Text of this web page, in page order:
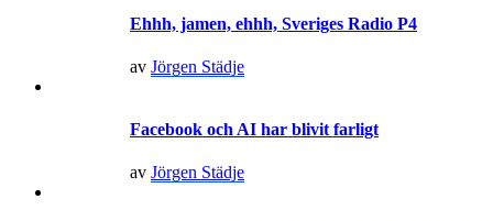
Ehhh, jamen, ehhh, Sveriges Radio P4
av Jörgen Städje
Facebook och AI har blivit farligt
av Jörgen Städje